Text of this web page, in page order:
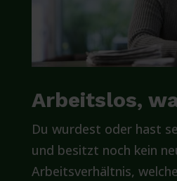
Arbeitslos,
Du wurdest oder hast
und besitzt noch kein
Arbeitsverhältnis,